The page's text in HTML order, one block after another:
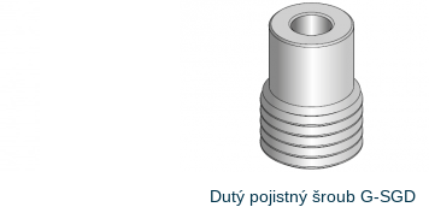
Dutý pojistný šroub G-SGD